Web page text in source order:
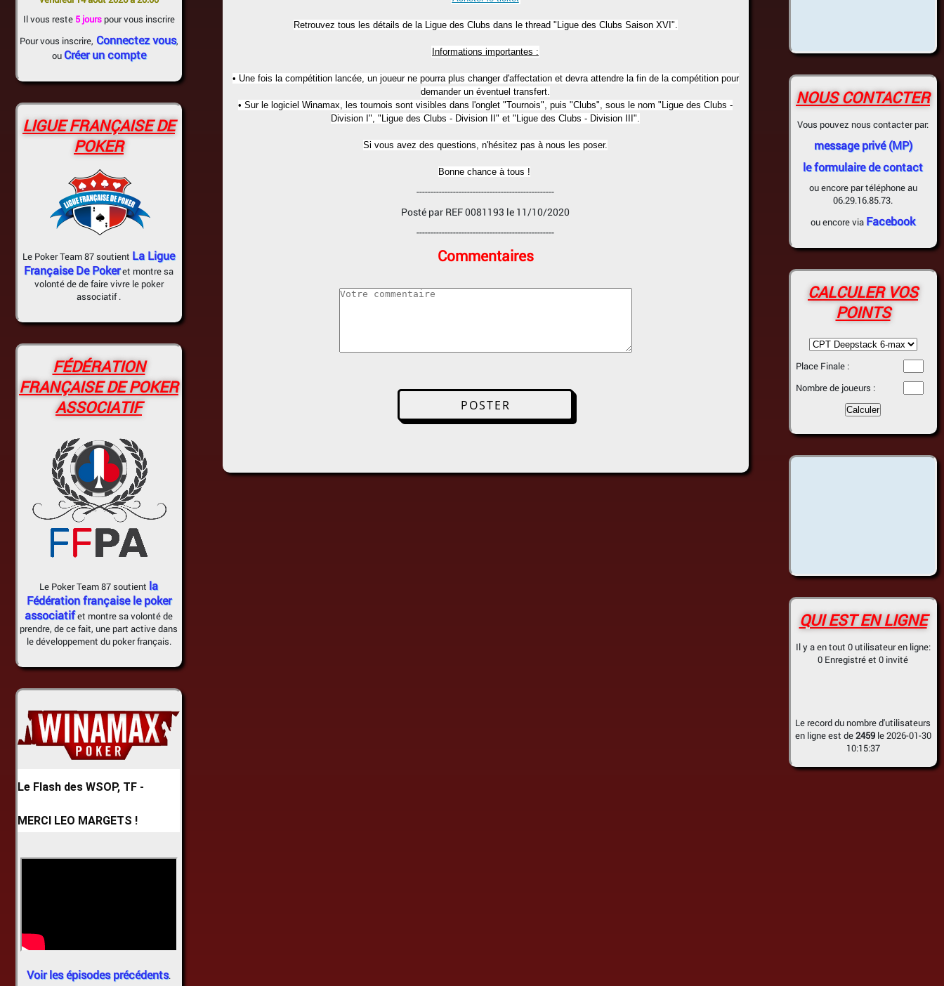
Il vous reste 5 jourspour vous inscrire
Pour vous inscrire, Connectez vous,
ou Créer un compte
LIGUE FRANÇAISE DE
POKER
Le Poker Team 87 soutient La Ligue
Française De Pokeret montre sa
volonté de de faire vivre le poker
associatif .
FÉDÉRATION
FRANÇAISE DE POKER
ASSOCIATIF
Le Poker Team 87 soutient la
Fédération française le poker
associatifet montre sa volonté de
prendre, de ce fait, une part active dans
le développement du poker français.
Le Flash des WSOP, TF -
MERCI LEO MARGETS !
Voir les épisodes précédents.
Retrouvez tous les détails de la Ligue des Clubs dans le thread "Ligue des Clubs Saison XVI".
Informations importantes :
• Une fois la compétition lancée, un joueur ne pourra plus changer d'affectation et devra attendre la fin de la compétition pour
demander un éventuel transfert.
• Sur le logiciel Winamax, les tournois sont visibles dans l'onglet "Tournois", puis "Clubs", sous le nom "Ligue des Clubs -
Division I", "Ligue des Clubs - Division II" et "Ligue des Clubs - Division III".
Si vous avez des questions, n'hésitez pas à nous les poser.
Bonne chance à tous !
-------------------------------------------------
Posté par REF 0081193 le 11/10/2020
-------------------------------------------------
Commentaires
NOUS CONTACTER
Vous pouvez nous contacter par:
message privé (MP)
le formulaire de contact
ou encore par téléphone au
06.29.16.85.73.
ou encore via Facebook
CALCULER VOS
POINTS
Place Finale :
Nombre de joueurs :
QUI EST EN LIGNE
Il y a en tout 0 utilisateur en ligne:
0 Enregistré et 0 invité
Le record du nombre d'utilisateurs
en ligne est de2459le 2026-01-30
10:15:37